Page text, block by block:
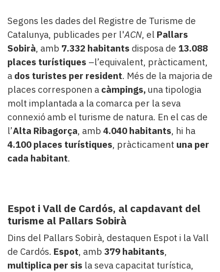
Segons les dades del Registre de Turisme de
Catalunya, publicades per l'ACN, el Pallars
Sobirà, amb 7.332 habitants disposa de 13.088
places turístiques –l’equivalent, pràcticament,
a dos turistes per resident. Més de la majoria de
places corresponen a càmpings, una tipologia
molt implantada a la comarca per la seva
connexió amb el turisme de natura. En el cas de
l’Alta Ribagorça, amb 4.040 habitants, hi ha
4.100 places turístiques, pràcticament una per
cada habitant.
Espot i Vall de Cardós, al capdavant del
turisme al Pallars Sobirà
Dins del Pallars Sobirà, destaquen Espot i la Vall
de Cardós. Espot, amb 379 habitants,
multiplica per sis la seva capacitat turística,